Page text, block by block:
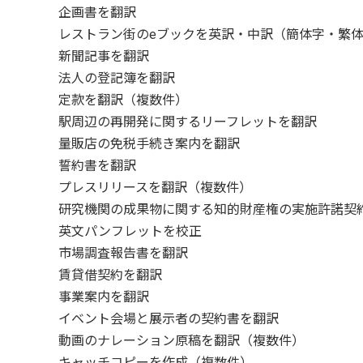
企画書を翻訳
レストラン街のeブックを英訳・中訳（簡体字・繁
新聞記事を翻訳
法人の登記簿を翻訳
定款を翻訳（複数件）
駅周辺の再開発に関するリーフレットを翻訳
量販店の免税手続き案内を翻訳
誓約書を翻訳
プレスリリースを翻訳（複数件）
研究機関の成果物に関する知的財産権の実施許諾契
英文パンフレットを校正
市場調査報告書を翻訳
賃貸借契約を翻訳
事業案内を翻訳
イベント会場と展示者の契約書を翻訳
動画のナレーション原稿を翻訳（複数件）